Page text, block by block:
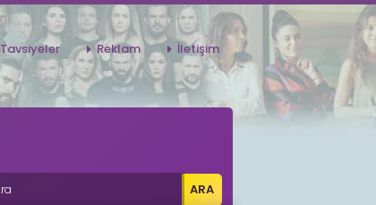
Tavsiyeler Reklam İletişim